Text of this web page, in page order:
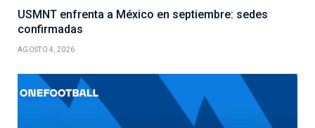
USMNT enfrenta a México en septiembre: sedes
confirmadas
AGOSTO 4, 2026